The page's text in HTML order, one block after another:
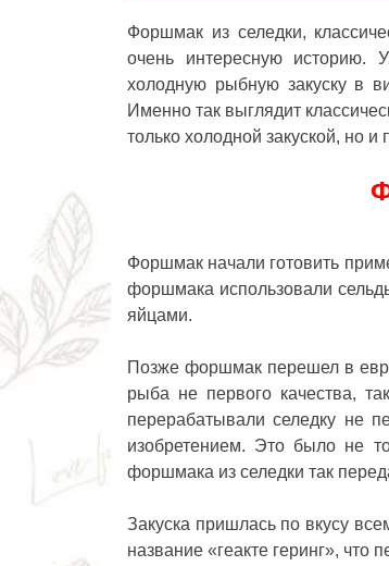
Форшмак из селедки,
очень интересную историю.
холодную рыбную закуску в
Именно так выглядит
только холодной закуской,
Форшмак начали готовить
форшмака использовали
яйцами.
Позже форшмак перешел в
рыба не первого качества,
перерабатывали селедку не
изобретением. Это было не
форшмака из селедки так
Закуска пришлась по вкусу
название «геакте геринг», что